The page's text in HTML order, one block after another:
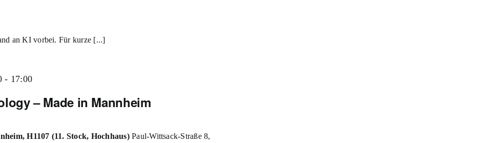
an KI vorbei. Für kurze [...]
– Made in Mannheim
- 17:00
H1107 (11. Stock, Hochhaus)Paul-Wittsack-Straße 8,